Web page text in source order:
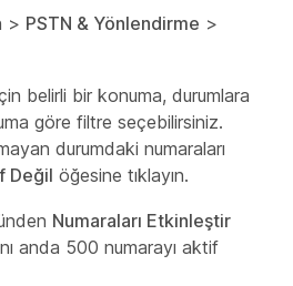
> PSTN & Yönlendirme >
belirli bir konuma, durumlara
göre filtre seçebilirsiniz.
durumdaki numaraları
Değil öğesine tıklayın.
Numaraları Etkinleştir
anda 500 numarayı aktif